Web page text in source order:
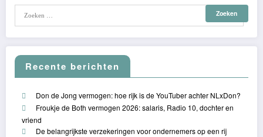
Recente berichten
Don de Jong vermogen: hoe rijk is de YouTuber achter NLxDon?
Froukje de Both vermogen 2026: salaris, Radio 10, dochter en
vriend
De belangrijkste verzekeringen voor ondernemers op een rij